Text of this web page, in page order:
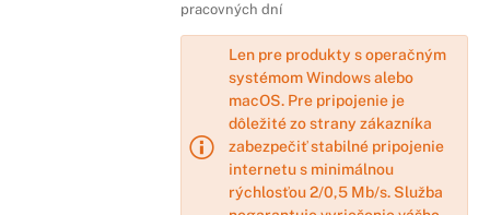
pracovných dní
Len pre produkty s operačným
systémom Windows alebo
macOS. Pre pripojenie je
dôležité zo strany zákazníka
zabezpečiť stabilné pripojenie
internetu s minimálnou
rýchlosťou 2/0,5 Mb/s. Služba